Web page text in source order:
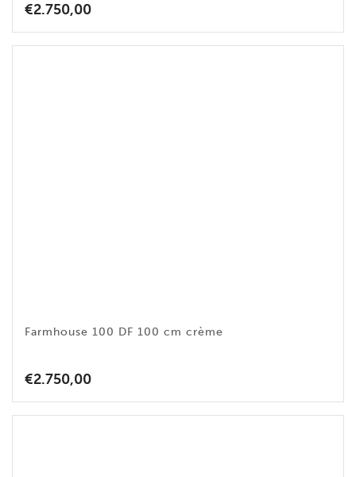
€2.750,00
Farmhouse 100 DF 100 cm crème
€2.750,00